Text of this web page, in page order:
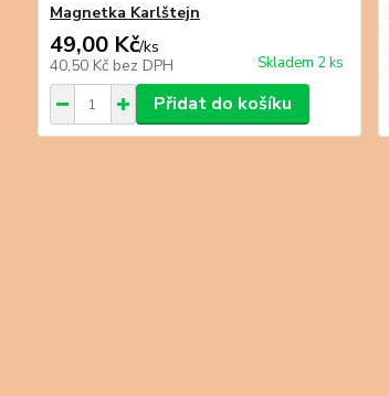
Magnetka Karlštejn
49,00 Kč/ks
40,50 Kč bez DPH Skladem 2 ks
Přidat do košíku